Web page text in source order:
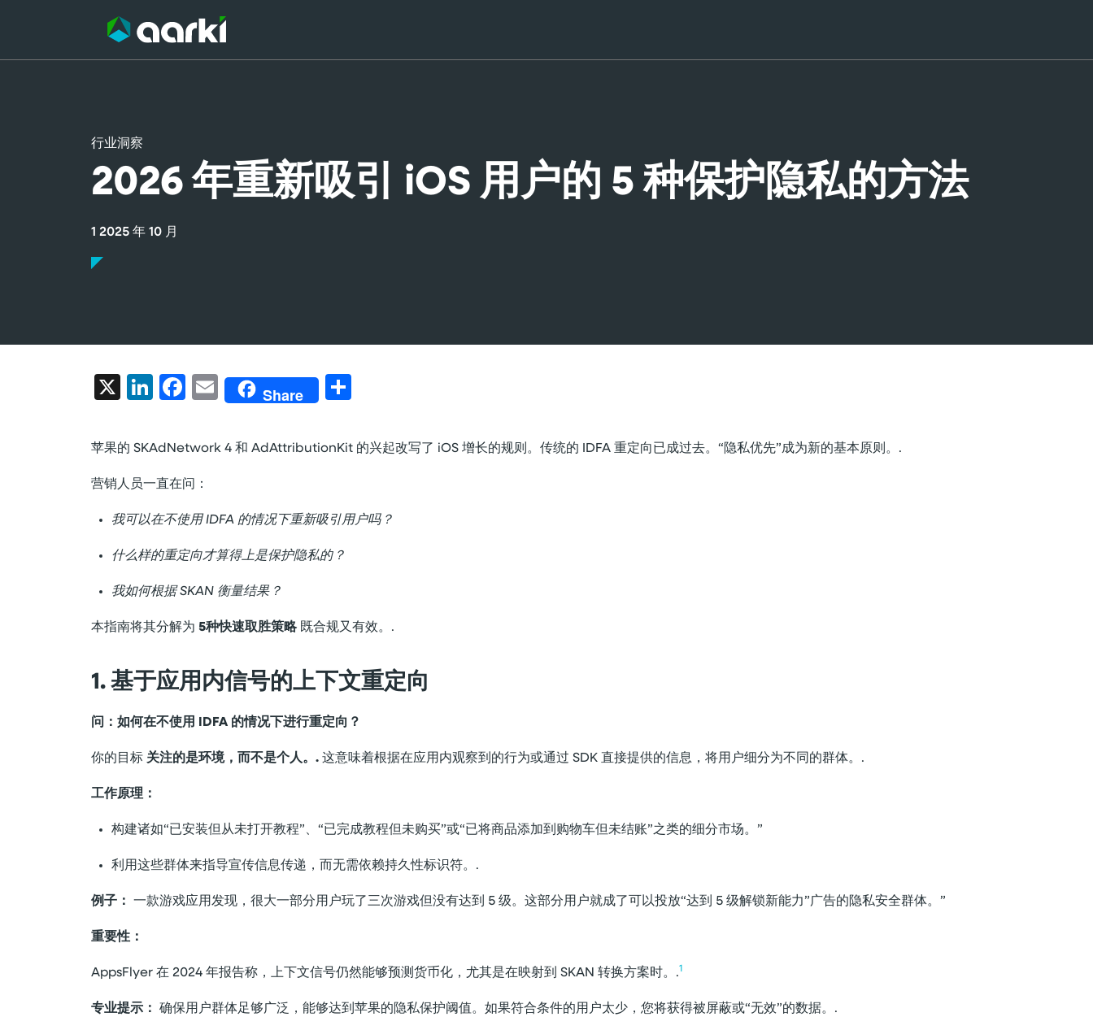
行业洞察
2026 年重新吸引 iOS 用户的 5 种保护隐私的方法
1 2025 年 10 月
X LinkedIn
Facebook
Email
Share
苹果的 SKAdNetwork 4 和 AdAttributionKit 的兴起改写了 iOS 增长的规则。传统的 IDFA 重定向已成过去。“隐私优先”成为新的基本原则。.
营销人员一直在问：
我可以在不使用 IDFA 的情况下重新吸引用户吗？
什么样的重定向才算得上是保护隐私的？
我如何根据 SKAN 衡量结果？
本指南将其分解为 5种快速取胜策略既合规又有效。.
1. 基于应用内信号的上下文重定向
问：如何在不使用 IDFA 的情况下进行重定向？
你的目标 关注的是环境，而不是个人。. 这意味着根据在应用内观察到的行为或通过 SDK 直接提供的信息，将用户细分为不同的群体。.
工作原理：
构建诸如“已安装但从未打开教程”、“已完成教程但未购买”或“已将商品添加到购物车但未结账”之类的细分市场。”
利用这些群体来指导宣传信息传递，而无需依赖持久性标识符。.
例子： 一款游戏应用发现，很大一部分用户玩了三次游戏但没有达到 5 级。这部分用户就成了可以投放“达到 5 级解锁新能力”广告的隐私安全群体。”
重要性：
AppsFlyer 在 2024 年报告称，上下文信号仍然能够预测货币化，尤其是在映射到 SKAN 转换方案时。.1
专业提示： 确保用户群体足够广泛，能够达到苹果的隐私保护阈值。如果符合条件的用户太少，您将获得被屏蔽或“无效”的数据。.